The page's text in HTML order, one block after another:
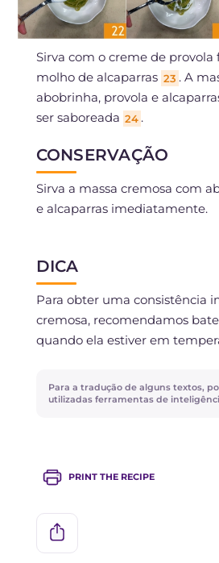
Sirva com o creme de provola
molho de alcaparras 23 . A
abobrinha, provola e
ser saboreada 24 .
CONSERVAÇÃO
Sirva a massa cremosa com
e alcaparras imediatamente.
antecedência.
DICA
Para obter uma consistência
cremosa, recomendamos
quando ela estiver em
água do cozimento da massa
ajudar a dissolvê-la sem
muçarela.
Para a tradução de alguns textos,
utilizadas ferramentas de
PRINT THE RECIPE